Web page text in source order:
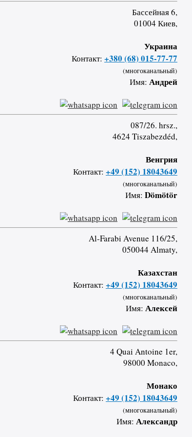
Бассейная 6,
01004 Киев,
Украина
Контакт: +380 (68) 015-77-77
(многоканальный)
Имя: Андрей
087/26. hrsz.,
4624 Tiszabezdéd,
Венгрия
Контакт: +49 (152) 18043649
(многоканальный)
Имя: Dömötör
Al-Farabi Avenue 116/25,
050044 Almaty,
Казахстан
Контакт: +49 (152) 18043649
(многоканальный)
Имя: Алексей
4 Quai Antoine 1er,
98000 Monaco,
Монако
Контакт: +49 (152) 18043649
(многоканальный)
Имя: Александр